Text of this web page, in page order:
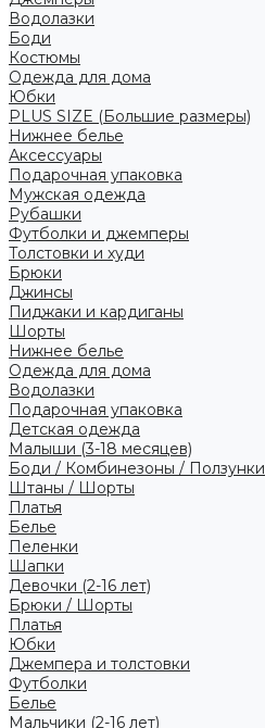
Водолазки
Боди
Костюмы
Одежда для дома
Юбки
PLUS SIZE (Большие размеры)
Нижнее белье
Аксессуары
Подарочная упаковка
Мужская одежда
Рубашки
Футболки и джемперы
Толстовки и худи
Брюки
Джинсы
Пиджаки и кардиганы
Шорты
Нижнее белье
Одежда для дома
Водолазки
Подарочная упаковка
Детская одежда
Малыши (3-18 месяцев)
Боди / Комбинезоны / Ползунки
Штаны / Шорты
Платья
Белье
Пеленки
Шапки
Девочки (2-16 лет)
Брюки / Шорты
Платья
Юбки
Джемпера и толстовки
Футболки
Белье
Мальчики (2-16 лет)